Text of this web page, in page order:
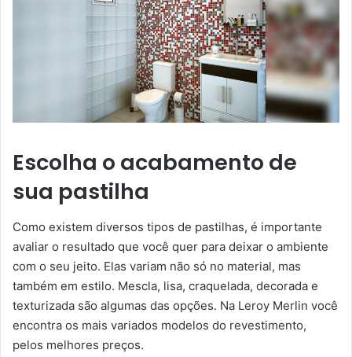
Escolha o acabamento de
sua pastilha
Como existem diversos tipos de pastilhas, é importante
avaliar o resultado que você quer para deixar o ambiente
com o seu jeito. Elas variam não só no material, mas
também em estilo. Mescla, lisa, craquelada, decorada e
texturizada são algumas das opções. Na Leroy Merlin você
encontra os mais variados modelos do revestimento,
pelos melhores preços.